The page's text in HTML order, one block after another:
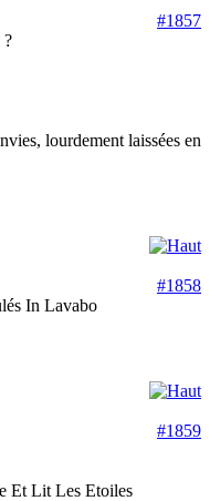
#1857
?
lourdement laissées en
#1858
In Lavabo
#1859
Et Lit Les Etoiles